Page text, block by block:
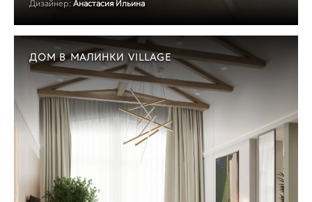
Дизайнер: Анастасия Ильина
ДОМ В МАЛИНКИ VILLAGE